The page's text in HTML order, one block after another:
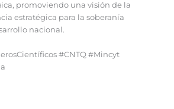
promoviendo una visión de la
estratégica para la soberanía
nacional.
#CNTQ #Mincyt